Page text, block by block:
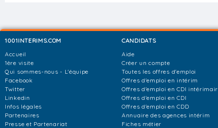
1001INTERIMS.COM
Accueil
1ère visite
Qui sommes-nous - L'équipe
Facebook
Twitter
Linkedin
Infos légales
Partenaires
Presse et Partenariat
CANDIDATS
Aide
Créer un compte
Toutes les offres d'emploi
Offres d'emploi en intérim
Offres d'emploi en CDI
Offres d'emploi en CDI
Offres d'emploi en CDD
Annuaire des agences intérim
Fiches métier